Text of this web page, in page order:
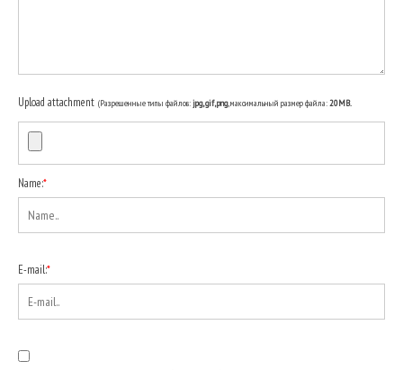
Upload attachment (Разрешенные типы файлов:jpg, gif, png, максимальный размер файла:20MB.
Name:*
E-mail:*